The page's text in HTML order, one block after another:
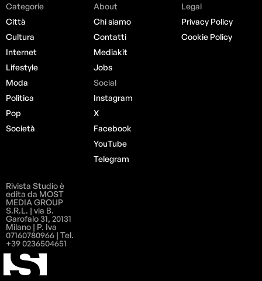
Categorie
Città
Cultura
Internet
Lifestyle
Moda
Politica
Pop
Società
About
Chi siamo
Contatti
Mediakit
Jobs
Social
Instagram
X
Facebook
YouTube
Telegram
Legal
Privacy Policy
Cookie Policy
Rivista Studio è
edita da MOST
MEDIA GROUP
S.R.L. | via B.
Garofalo 31, 20131
Milano | P. Iva
07160780966 | Tel.
+39 0236504651